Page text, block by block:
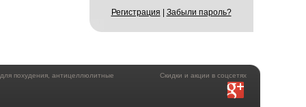
Регистрация Забыли пароль?
Скидки и акции в соцсетях
похудения, антицеллюлитные